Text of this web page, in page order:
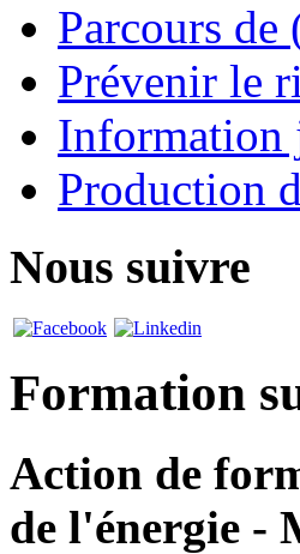
Parcours
Prévenir le
Information
Production
Nous suivre
Formation
Action de
de l'énergie -